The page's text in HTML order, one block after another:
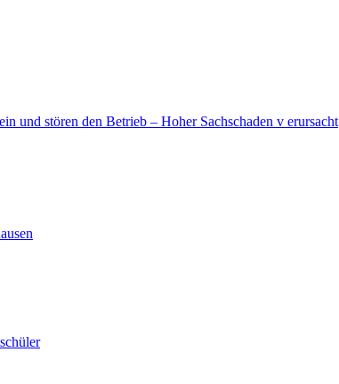
und stören den Betrieb – Hoher Sachschaden v erursacht